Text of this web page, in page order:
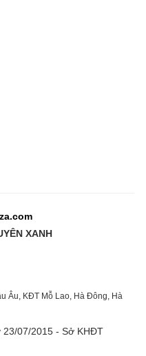
XANH
Âu, KĐT Mỗ Lao, Hà Đông, Hà
23/07/2015 - Sở KHĐT